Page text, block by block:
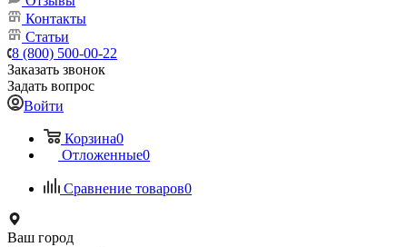
Контакты
Статьи
8 (800) 500-00-22
Заказать звонок
Задать вопрос
Войти
Корзина0
Отложенные0
Сравнение товаров0
Ваш город